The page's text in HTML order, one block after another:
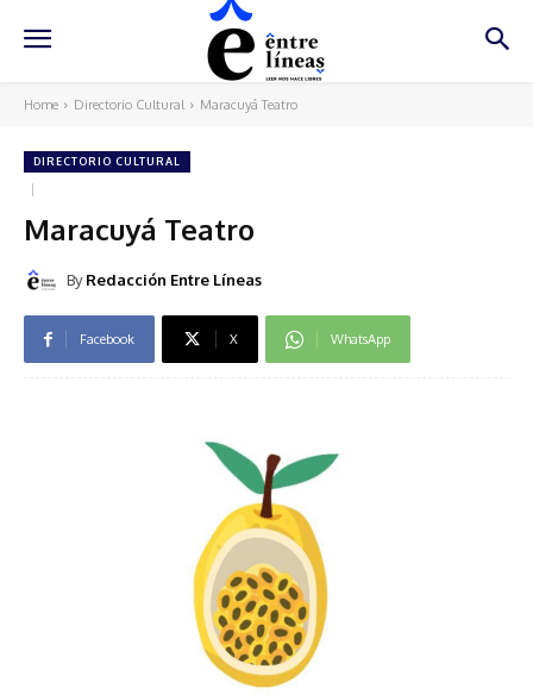
Home Directorio Cultural Maracuyá Teatro
DIRECTORIO CULTURAL
Maracuyá Teatro
By Redacción Entre Líneas
Facebook X WhatsApp